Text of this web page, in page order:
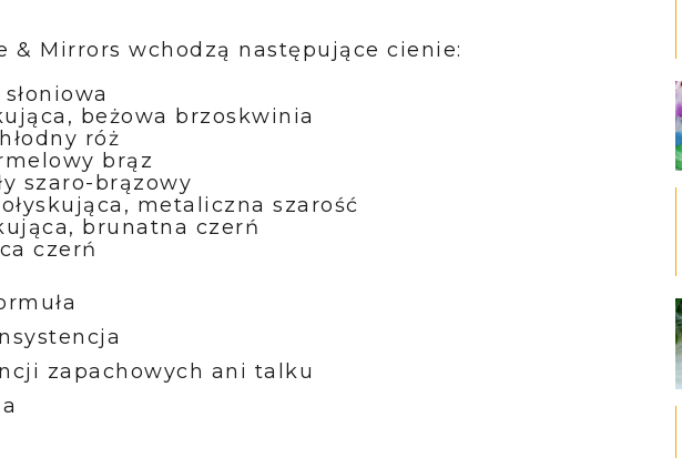
& Mirrors wchodzą następujące cienie:
beżowa brzoskwinia
róż
brąz
szaro-brązowy
metaliczna szarość
brunatna czerń
czerń
zapachowych ani talku